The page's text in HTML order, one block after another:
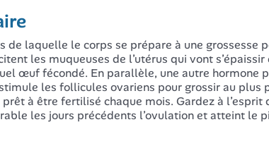
de laquelle le corps se prépare à une grossesse
les muqueuses de l’utérus qui vont
œuf fécondé. En parallèle, une autre hormone
les follicules ovariens pour grossir au plus
à être fertilisé chaque mois. Gardez à l’esprit
les jours précédents l’ovulation et atteint le